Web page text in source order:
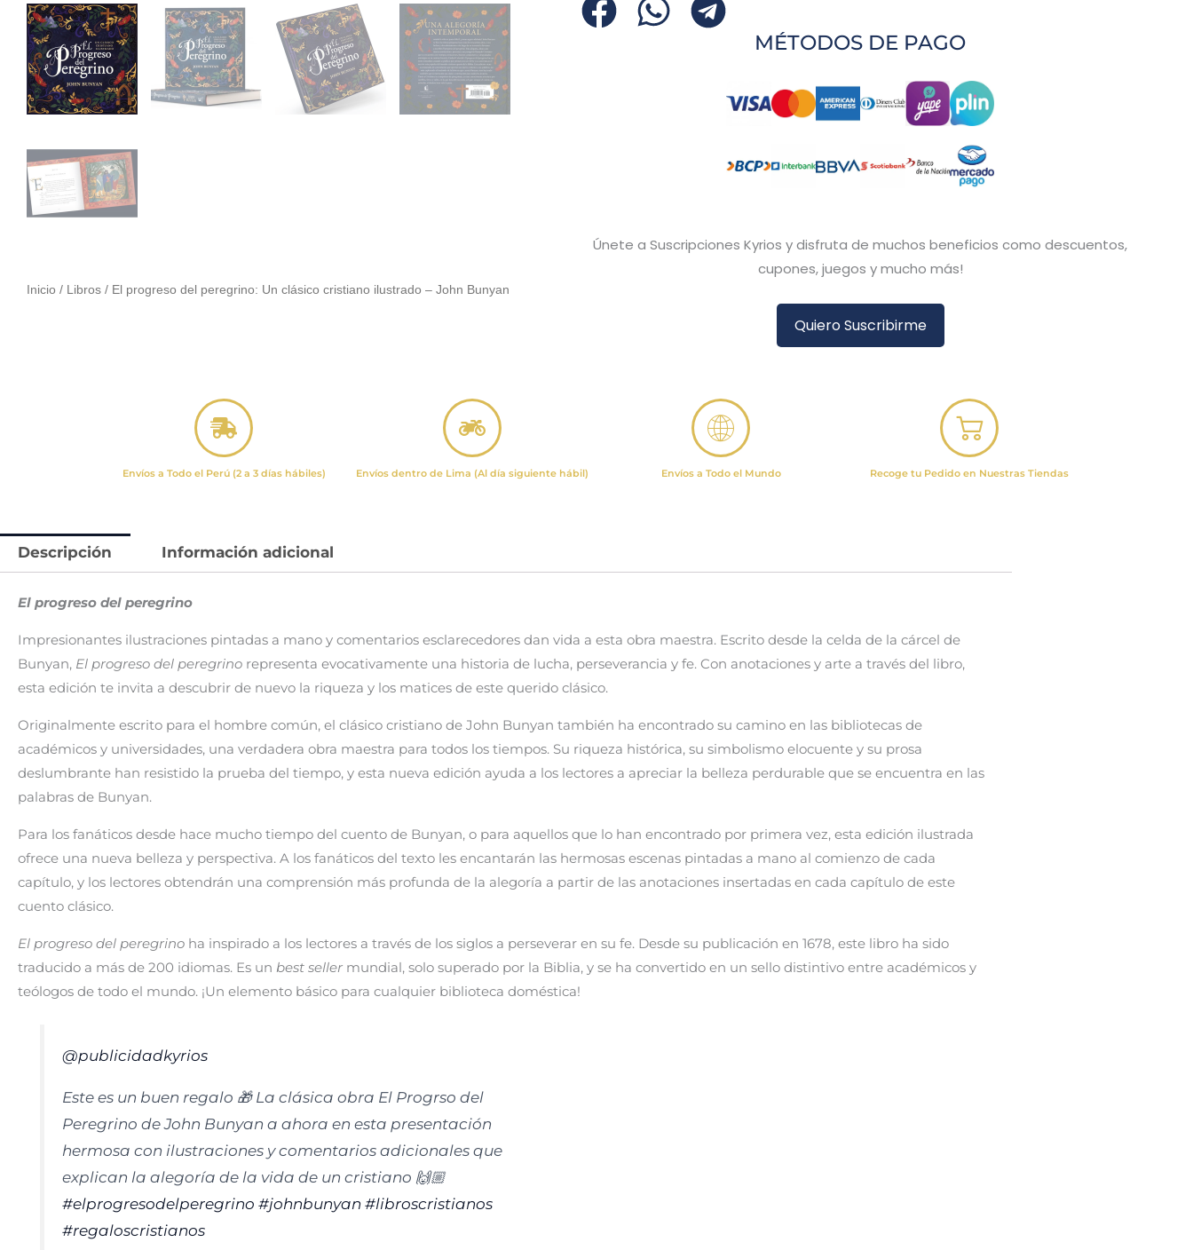
Inicio / Libros / El progreso del peregrino: Un clásico cristiano ilustrado – John Bunyan
MÉTODOS DE PAGO
Únete a Suscripciones Kyrios y disfruta de muchos beneficios como descuentos,
cupones, juegos y mucho más!
Quiero Suscribirme
Envíos a Todo el Perú (2 a 3 días hábiles) Envíos dentro de Lima (Al día siguiente hábil) Envíos a Todo el Mundo Recoge tu Pedido en Nuestras Tiendas
Descripción Información adicional
El progreso del peregrino
Impresionantes ilustraciones pintadas a mano y comentarios esclarecedores dan vida a esta obra maestra. Escrito desde la celda de la cárcel de
Bunyan, El progreso del peregrino representa evocativamente una historia de lucha, perseverancia y fe. Con anotaciones y arte a través del libro,
esta edición te invita a descubrir de nuevo la riqueza y los matices de este querido clásico.
Originalmente escrito para el hombre común, el clásico cristiano de John Bunyan también ha encontrado su camino en las bibliotecas de
académicos y universidades, una verdadera obra maestra para todos los tiempos. Su riqueza histórica, su simbolismo elocuente y su prosa
deslumbrante han resistido la prueba del tiempo, y esta nueva edición ayuda a los lectores a apreciar la belleza perdurable que se encuentra en las
palabras de Bunyan.
Para los fanáticos desde hace mucho tiempo del cuento de Bunyan, o para aquellos que lo han encontrado por primera vez, esta edición ilustrada
ofrece una nueva belleza y perspectiva. A los fanáticos del texto les encantarán las hermosas escenas pintadas a mano al comienzo de cada
capítulo, y los lectores obtendrán una comprensión más profunda de la alegoría a partir de las anotaciones insertadas en cada capítulo de este
cuento clásico.
El progreso del peregrino ha inspirado a los lectores a través de los siglos a perseverar en su fe. Desde su publicación en 1678, este libro ha sido
traducido a más de 200 idiomas. Es un best seller mundial, solo superado por la Biblia, y se ha convertido en un sello distintivo entre académicos y
teólogos de todo el mundo. ¡Un elemento básico para cualquier biblioteca doméstica!
@publicidadkyrios
Este es un buen regalo 🎁 La clásica obra El Progrso del
Peregrino de John Bunyan a ahora en esta presentación
hermosa con ilustraciones y comentarios adicionales que
explican la alegoría de la vida de un cristiano 🙌🏼
#elprogresodelperegrino #johnbunyan #libroscristianos
#regaloscristianos